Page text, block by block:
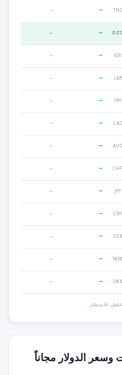
TND
—
—
DZD
—
—
IQD
—
—
LBP
—
—
TRY
—
—
CAD
—
—
AUD
—
—
CHF
—
—
JPY
—
—
CNY
—
—
SEK
—
—
NOK
—
—
DKK
—
—
الأسعار...
الدولار مجاناً